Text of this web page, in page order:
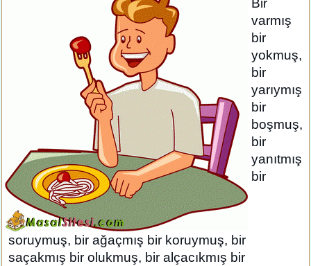
Bir
varmış
bir
yokmuş,
bir
yarıymış
bir
boşmuş,
bir
yanıtmış
bir
soruymuş, bir ağaçmış bir koruymuş, bir
saçakmış bir olukmuş, bir alçacıkmış bir